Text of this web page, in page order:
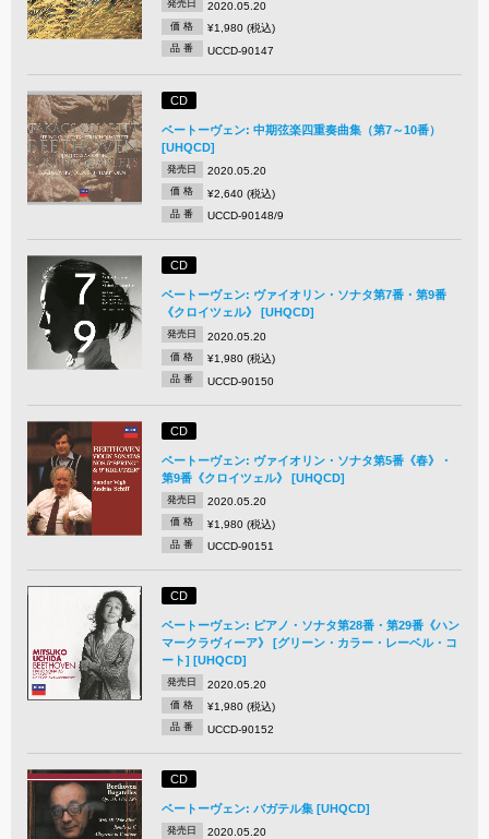
発売日 2020.05.20
価 格 ¥1,980 (税込)
品 番 UCCD-90147
CD
ベートーヴェン: 中期弦楽四重奏曲集（第7～10番）
[UHQCD]
発売日 2020.05.20
価 格 ¥2,640 (税込)
品 番 UCCD-90148/9
CD
ベートーヴェン: ヴァイオリン・ソナタ第7番・第9番
《クロイツェル》 [UHQCD]
発売日 2020.05.20
価 格 ¥1,980 (税込)
品 番 UCCD-90150
CD
ベートーヴェン: ヴァイオリン・ソナタ第5番《春》・
第9番《クロイツェル》 [UHQCD]
発売日 2020.05.20
価 格 ¥1,980 (税込)
品 番 UCCD-90151
CD
ベートーヴェン: ピアノ・ソナタ第28番・第29番《ハン
マークラヴィーア》 [グリーン・カラー・レーベル・コ
ート] [UHQCD]
発売日 2020.05.20
価 格 ¥1,980 (税込)
品 番 UCCD-90152
CD
ベートーヴェン: バガテル集 [UHQCD]
発売日 2020.05.20